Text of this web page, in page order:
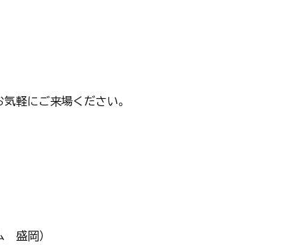
軽にご来場ください。
盛岡）